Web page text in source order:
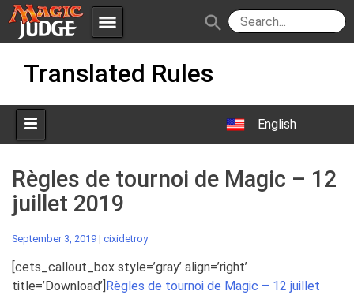
menu
JudgeApps
Forum
Judges
Policies IPG
JAR
search
Translated Rules
English
Règles de tournoi de Magic – 12
juillet 2019
September 3, 2019 | cixidetroy
[cets_callout_box style=’gray’ align=’right’
title=’Download’] Règles de tournoi de Magic – 12 juillet